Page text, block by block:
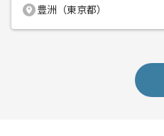
豊洲（東京都）